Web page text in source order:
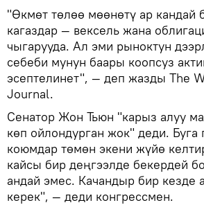
"Өкмөт төлөө мөөнөтү ар кандай
кагаздар — вексель жана
чыгарууда. Ал эми рыноктун
себеби мунун баары коопсуз
эсептелинет", — деп жазды The
Journal.
Сенатор Жон Тьюн "карыз алуу
көп ойлондурган жок" деди.
коюмдар төмөн экени жүйө
кайсы бир деңгээлде бекердей
андай эмес. Качандыр бир кезде
керек", — деди конгрессмен.